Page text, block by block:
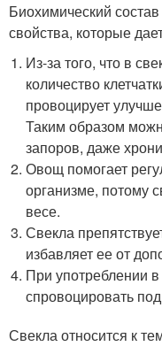
Биохимический
свойства, которые
Из-за того, что в
количество
провоцирует
Таким образом
запоров, даже
Овощ помогает
организме, потому
весе.
Свекла
избавляет ее от
При употреблении
спровоцировать
Свекла относится к